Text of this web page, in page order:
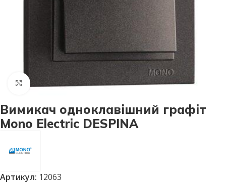
Натисніть, щоб збільшити
Вимикач одноклавішний графіт
Mono Electric DESPINA
Артикул: 12063